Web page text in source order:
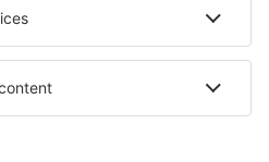
Cazare in Texas
Cazare pe Insula Martinica